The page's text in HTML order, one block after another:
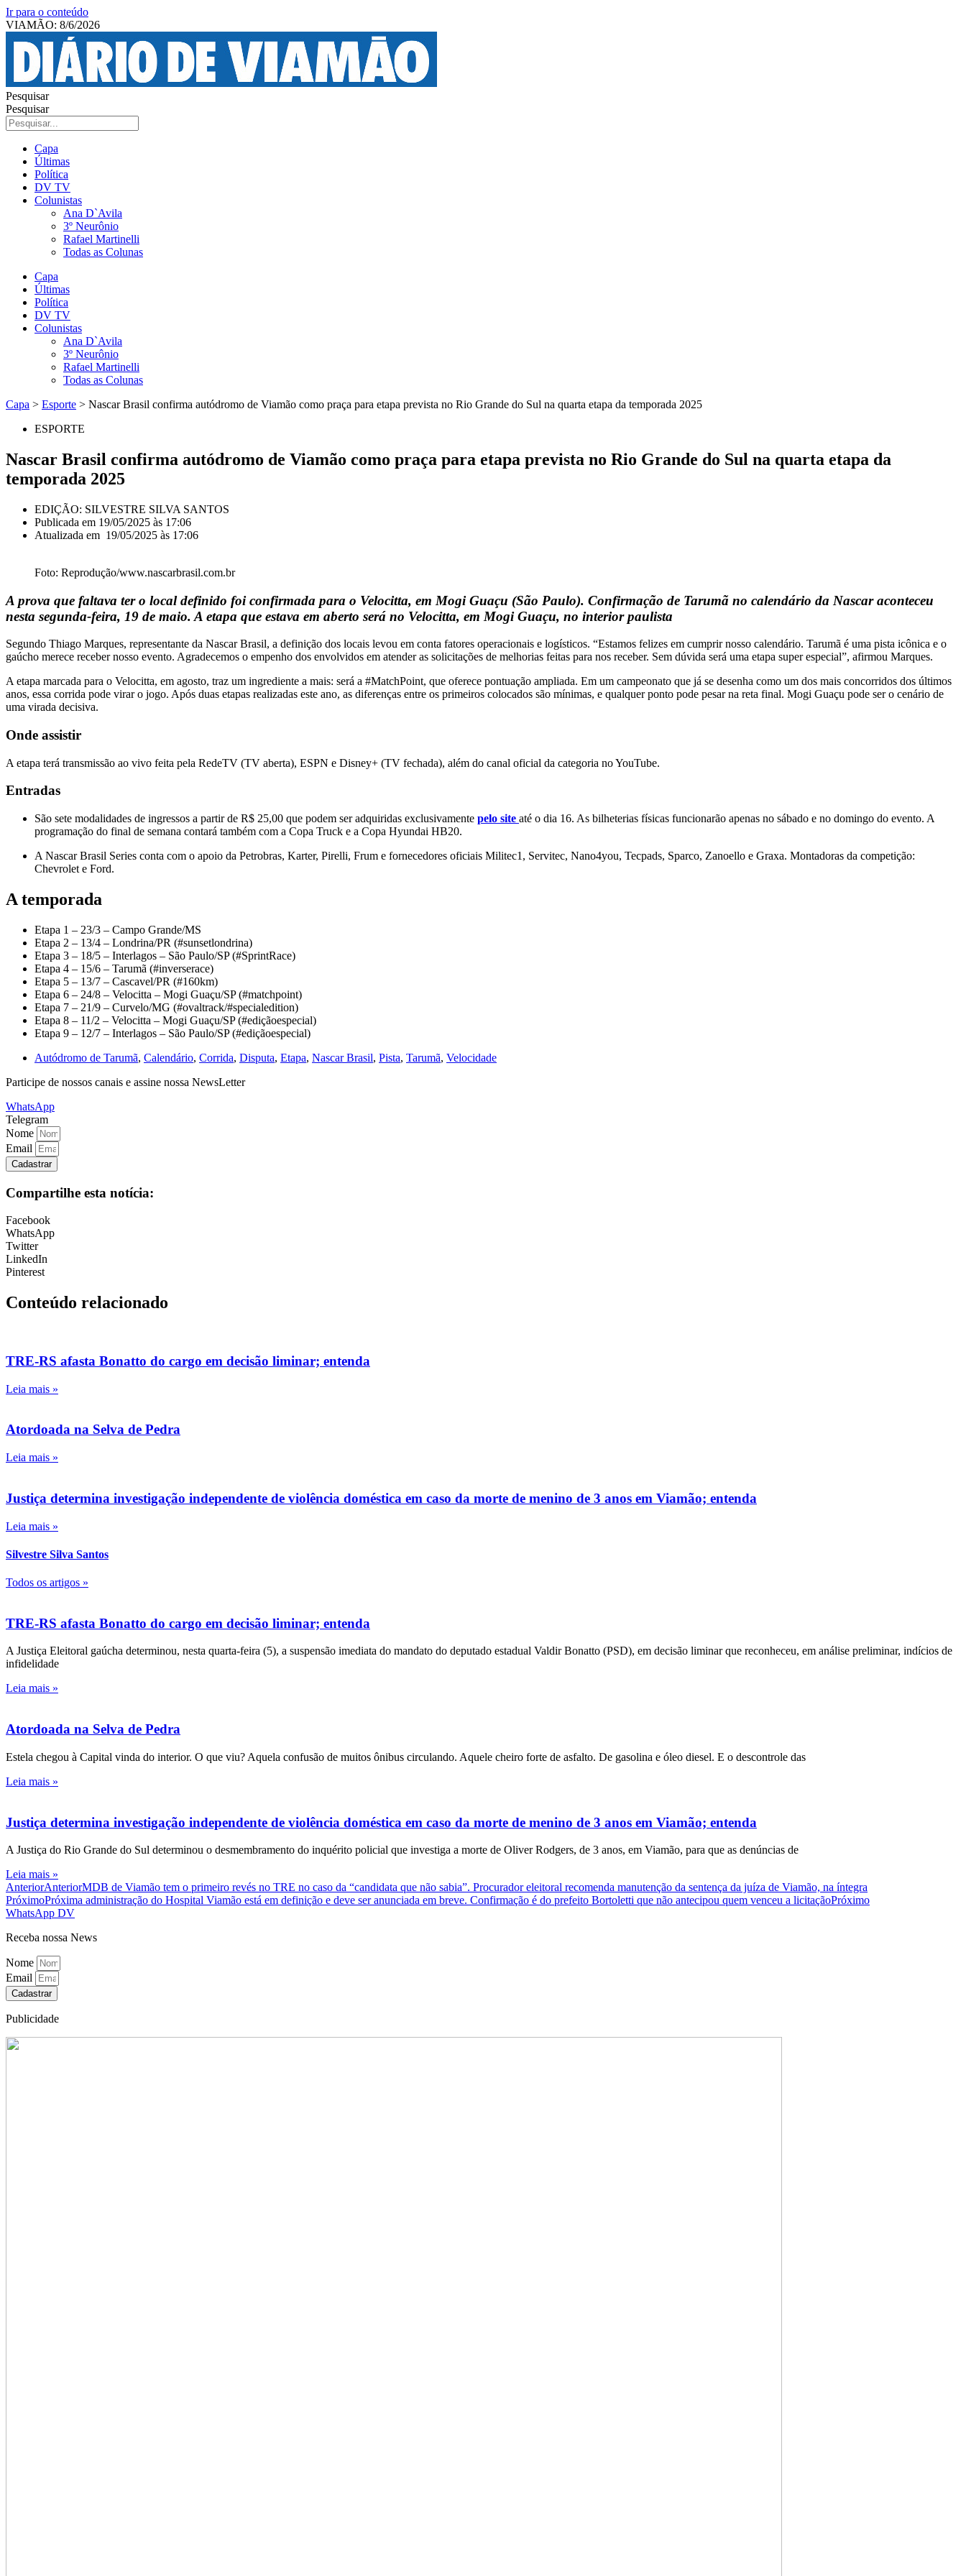
Ir para o conteúdo
VIAMÃO: 8/6/2026
Pesquisar
Pesquisar
Capa
Últimas
Política
DV TV
Colunistas
Ana D`Avila
3º Neurônio
Rafael Martinelli
Todas as Colunas
Capa
Últimas
Política
DV TV
Colunistas
Ana D`Avila
3º Neurônio
Rafael Martinelli
Todas as Colunas
Capa > Esporte > Nascar Brasil confirma autódromo de Viamão como praça para etapa prevista no Rio Grande do Sul na quarta etapa da temporada 2025
ESPORTE
Nascar Brasil confirma autódromo de Viamão como praça para etapa prevista no Rio Grande do Sul na quarta etapa da
temporada 2025
EDIÇÃO: SILVESTRE SILVA SANTOS
Publicada em 19/05/2025 às 17:06
Atualizada em 19/05/2025 às 17:06
Foto: Reprodução/www.nascarbrasil.com.br
A prova que faltava ter o local definido foi confirmada para o Velocitta, em Mogi Guaçu (São Paulo). Confirmação de Tarumã no calendário da Nascar aconteceu
nesta segunda-feira, 19 de maio. A etapa que estava em aberto será no Velocitta, em Mogi Guaçu, no interior paulista
Segundo Thiago Marques, representante da Nascar Brasil, a definição dos locais levou em conta fatores operacionais e logísticos. “Estamos felizes em cumprir nosso calendário. Tarumã é uma pista icônica e o
gaúcho merece receber nosso evento. Agradecemos o empenho dos envolvidos em atender as solicitações de melhorias feitas para nos receber. Sem dúvida será uma etapa super especial”, afirmou Marques.
A etapa marcada para o Velocitta, em agosto, traz um ingrediente a mais: será a #MatchPoint, que oferece pontuação ampliada. Em um campeonato que já se desenha como um dos mais concorridos dos últimos
anos, essa corrida pode virar o jogo. Após duas etapas realizadas este ano, as diferenças entre os primeiros colocados são mínimas, e qualquer ponto pode pesar na reta final. Mogi Guaçu pode ser o cenário de
uma virada decisiva.
Onde assistir
A etapa terá transmissão ao vivo feita pela RedeTV (TV aberta), ESPN e Disney+ (TV fechada), além do canal oficial da categoria no YouTube.
Entradas
São sete modalidades de ingressos a partir de R$ 25,00 que podem ser adquiridas exclusivamente pelo site até o dia 16. As bilheterias físicas funcionarão apenas no sábado e no domingo do evento. A
programação do final de semana contará também com a Copa Truck e a Copa Hyundai HB20.
A Nascar Brasil Series conta com o apoio da Petrobras, Karter, Pirelli, Frum e fornecedores oficiais Militec1, Servitec, Nano4you, Tecpads, Sparco, Zanoello e Graxa. Montadoras da competição:
Chevrolet e Ford.
A temporada
Etapa 1 – 23/3 – Campo Grande/MS
Etapa 2 – 13/4 – Londrina/PR (#sunsetlondrina)
Etapa 3 – 18/5 – Interlagos – São Paulo/SP (#SprintRace)
Etapa 4 – 15/6 – Tarumã (#inverserace)
Etapa 5 – 13/7 – Cascavel/PR (#160km)
Etapa 6 – 24/8 – Velocitta – Mogi Guaçu/SP (#matchpoint)
Etapa 7 – 21/9 – Curvelo/MG (#ovaltrack/#specialedition)
Etapa 8 – 11/2 – Velocitta – Mogi Guaçu/SP (#ediçãoespecial)
Etapa 9 – 12/7 – Interlagos – São Paulo/SP (#ediçãoespecial)
Autódromo de Tarumã, Calendário, Corrida, Disputa, Etapa, Nascar Brasil, Pista, Tarumã, Velocidade
Participe de nossos canais e assine nossa NewsLetter
WhatsApp
Telegram
Nome
Email
Cadastrar
Compartilhe esta notícia:
Facebook
WhatsApp
Twitter
LinkedIn
Pinterest
Conteúdo relacionado
TRE-RS afasta Bonatto do cargo em decisão liminar; entenda
Leia mais »
Atordoada na Selva de Pedra
Leia mais »
Justiça determina investigação independente de violência doméstica em caso da morte de menino de 3 anos em Viamão; entenda
Leia mais »
Silvestre Silva Santos
Todos os artigos »
TRE-RS afasta Bonatto do cargo em decisão liminar; entenda
A Justiça Eleitoral gaúcha determinou, nesta quarta-feira (5), a suspensão imediata do mandato do deputado estadual Valdir Bonatto (PSD), em decisão liminar que reconheceu, em análise preliminar, indícios de
infidelidade
Leia mais »
Atordoada na Selva de Pedra
Estela chegou à Capital vinda do interior. O que viu? Aquela confusão de muitos ônibus circulando. Aquele cheiro forte de asfalto. De gasolina e óleo diesel. E o descontrole das
Leia mais »
Justiça determina investigação independente de violência doméstica em caso da morte de menino de 3 anos em Viamão; entenda
A Justiça do Rio Grande do Sul determinou o desmembramento do inquérito policial que investiga a morte de Oliver Rodgers, de 3 anos, em Viamão, para que as denúncias de
Leia mais »
AnteriorAnteriorMDB de Viamão tem o primeiro revés no TRE no caso da “candidata que não sabia”. Procurador eleitoral recomenda manutenção da sentença da juíza de Viamão, na íntegra
PróximoPróxima administração do Hospital Viamão está em definição e deve ser anunciada em breve. Confirmação é do prefeito Bortoletti que não antecipou quem venceu a licitaçãoPróximo
WhatsApp DV
Receba nossa News
Nome
Email
Cadastrar
Publicidade